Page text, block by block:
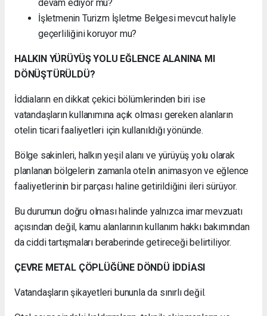
devam ediyor mu?
İşletmenin Turizm İşletme Belgesi mevcut haliyle
geçerliliğini koruyor mu?
HALKIN YÜRÜYÜŞ YOLU EĞLENCE ALANINA MI
DÖNÜŞTÜRÜLDÜ?
İddiaların en dikkat çekici bölümlerinden biri ise
vatandaşların kullanımına açık olması gereken alanların
otelin ticari faaliyetleri için kullanıldığı yönünde.
Bölge sakinleri, halkın yeşil alanı ve yürüyüş yolu olarak
planlanan bölgelerin zamanla otelin animasyon ve eğlence
faaliyetlerinin bir parçası haline getirildiğini ileri sürüyor.
Bu durumun doğru olması halinde yalnızca imar mevzuatı
açısından değil, kamu alanlarının kullanım hakkı bakımından
da ciddi tartışmaları beraberinde getireceği belirtiliyor.
ÇEVRE METAL ÇÖPLÜĞÜNE DÖNDÜ İDDİASI
Vatandaşların şikayetleri bununla da sınırlı değil.